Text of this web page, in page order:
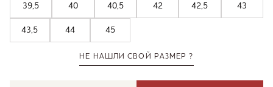
НЕ НАШЛИ СВОЙ РАЗМЕР ?
39,5 40 40,5 42 42,5 43
43,5 44 45